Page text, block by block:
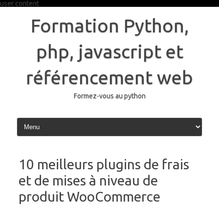
user content
contentFormation Python,
php, javascript et
référencement web
Formez-vous au python
10 meilleurs plugins de frais
et de mises à niveau de
produit WooCommerce